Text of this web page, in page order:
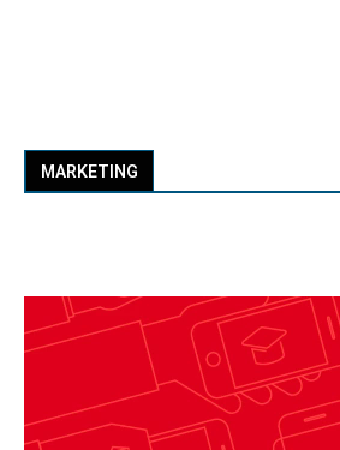
MARKETING